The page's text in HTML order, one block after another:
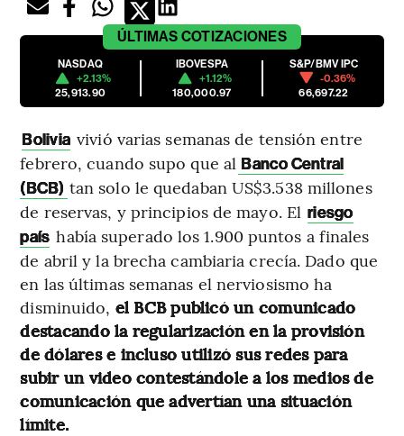
ÚLTIMAS COTIZACIONES
NASDAQ
+2.13%
25,913.90
IBOVESPA
+1.12%
180,000.97
S&P/BMV IPC
-0.36%
66,697.22
Bolivia vivió varias semanas de tensión entre
febrero, cuando supo que al Banco Central
(BCB) tan solo le quedaban US$3.538 millones
de reservas, y principios de mayo. El riesgo
país había superado los 1.900 puntos a finales
de abril y la brecha cambiaria crecía. Dado que
en las últimas semanas el nerviosismo ha
disminuido, el BCB publicó un comunicado
destacando la regularización en la provisión
de dólares e incluso utilizó sus redes para
subir un video contestándole a los medios de
comunicación que advertían una situación
límite.